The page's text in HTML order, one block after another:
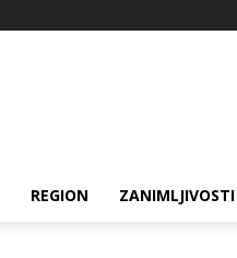
REGION ZANIMLJIVOSTI